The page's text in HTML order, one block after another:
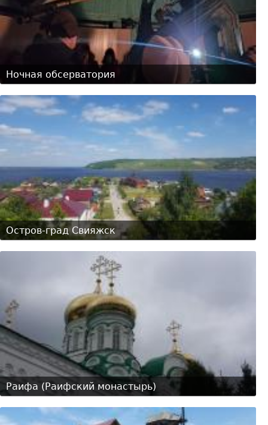
Ночная обсерватория
Остров-град Свияжск
Раифа (Раифский монастырь)